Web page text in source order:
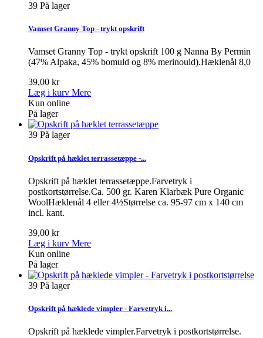
39 På lager
Vamset Granny Top - trykt opskrift
Vamset Granny Top - trykt opskrift 100 g Nanna By Permin
(47% Alpaka, 45% bomuld og 8% merinould).Hæklenål 8,0
39,00 kr
Læg i kurv Mere
Kun online
På lager
39 På lager
Opskrift på hæklet terrassetæppe -...
Opskrift på hæklet terrassetæppe.Farvetryk i
postkortstørrelse.Ca. 500 gr. Karen Klarbæk Pure Organic
WoolHæklenål 4 eller 4½Størrelse ca. 95-97 cm x 140 cm
incl. kant.
39,00 kr
Læg i kurv Mere
Kun online
På lager
39 På lager
Opskrift på hæklede vimpler - Farvetryk i...
Opskrift på hæklede vimpler.Farvetryk i postkortstørrelse.